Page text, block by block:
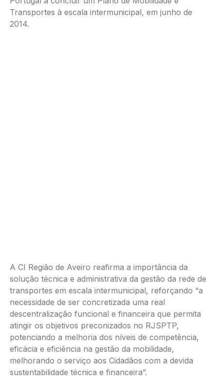
Transportes à escala intermunicipal, em junho de
2014.
A CI Região de Aveiro reafirma a importância da
solução técnica e administrativa da gestão da rede de
transportes em escala intermunicipal, reforçando “a
necessidade de ser concretizada uma real
descentralização funcional e financeira que permita
atingir os objetivos preconizados no RJSPTP,
potenciando a melhoria dos níveis de competência,
eficácia e eficiência na gestão da mobilidade,
melhorando o serviço aos Cidadãos com a devida
sustentabilidade técnica e financeira”.